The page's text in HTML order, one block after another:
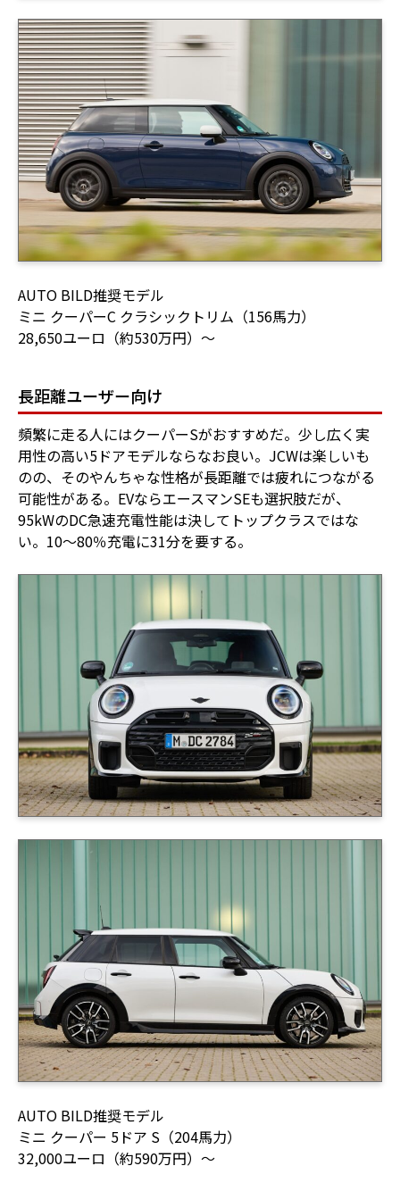
AUTO BILD推奨モデル
ミニ クーパーC クラシックトリム（156馬力）
28,650ユーロ（約530万円）〜
長距離ユーザー向け
頻繁に走る人にはクーパーSがおすすめだ。少し広く実
用性の高い5ドアモデルならなお良い。JCWは楽しいも
のの、そのやんちゃな性格が長距離では疲れにつながる
可能性がある。EVならエースマンSEも選択肢だが、
95kWのDC急速充電性能は決してトップクラスではな
い。10〜80％充電に31分を要する。
AUTO BILD推奨モデル
ミニ クーパー 5ドア S（204馬力）
32,000ユーロ（約590万円）〜